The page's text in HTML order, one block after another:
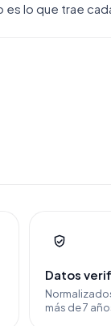
lo que trae
Datos
más de 7